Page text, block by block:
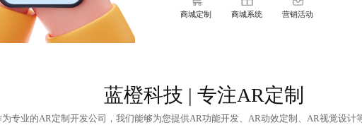
商城定制 商城系统 营销活动
蓝橙科技 | 专注AR定制
为专业的AR定制开发公司 ，我们能够为您提供AR功能开发、AR动效定制、AR视觉设计